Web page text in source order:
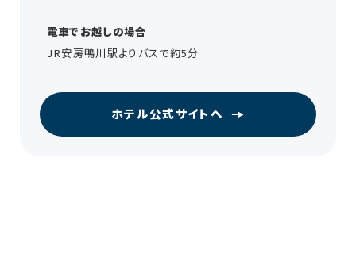
電車でお越しの場合
JR安房鴨川駅よりバスで約5分
ホテル公式サイトへ